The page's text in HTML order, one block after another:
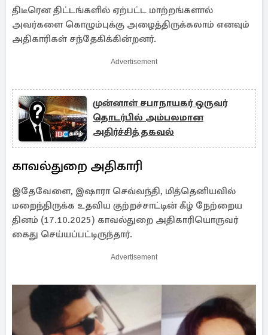
திடீரென திட்டங்களில் ஏற்பட்ட மாற்றங்களால்
அவர்களை கொழும்புக்கு அழைத்திருக்கலாம் எனவும்
அதிகாரிகள் சந்தேகிக்கின்றனர்.
Advertisement
முன்னாள் சபாநாயகர் ஒருவர்
தொடர்பில் அம்பலமான
அதிர்ச்சித் தகவல்
காவல்துறை அதிகாரி
இதேவேளை, இஷாரா செவ்வந்தி, மித்தெனியவில்
மறைந்திருக்க உதவிய குற்றச்சாட்டின் கீழ் நேற்றைய
தினம் (17.10.2025) காவல்துறை அதிகாரியொருவர்
கைது செய்யப்பட்டிருந்தார்.
Advertisement